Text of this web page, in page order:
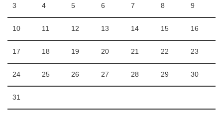
3 4 5 6 7 8 9
10 11 12 13 14 15 16
17 18 19 20 21 22 23
24 25 26 27 28 29 30
31